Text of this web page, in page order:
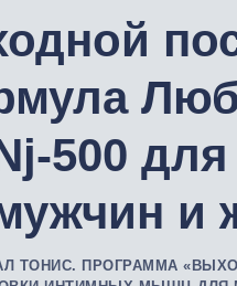
500 для
и
ТОНИС. ПРОГРАММА